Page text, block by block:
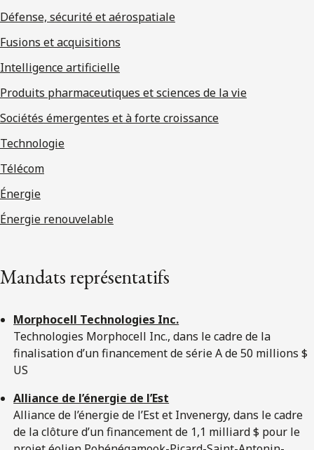
Défense, sécurité et aérospatiale
Fusions et acquisitions
Intelligence artificielle
Produits pharmaceutiques et sciences de la vie
Sociétés émergentes et à forte croissance
Technologie
Télécom
Énergie
Énergie renouvelable
Mandats représentatifs
Morphocell Technologies Inc.
Technologies Morphocell Inc., dans le cadre de la
finalisation d’un financement de série A de 50 millions $
US
Alliance de l’énergie de l’Est
Alliance de l’énergie de l’Est et Invenergy, dans le cadre
de la clôture d’un financement de 1,1 milliard $ pour le